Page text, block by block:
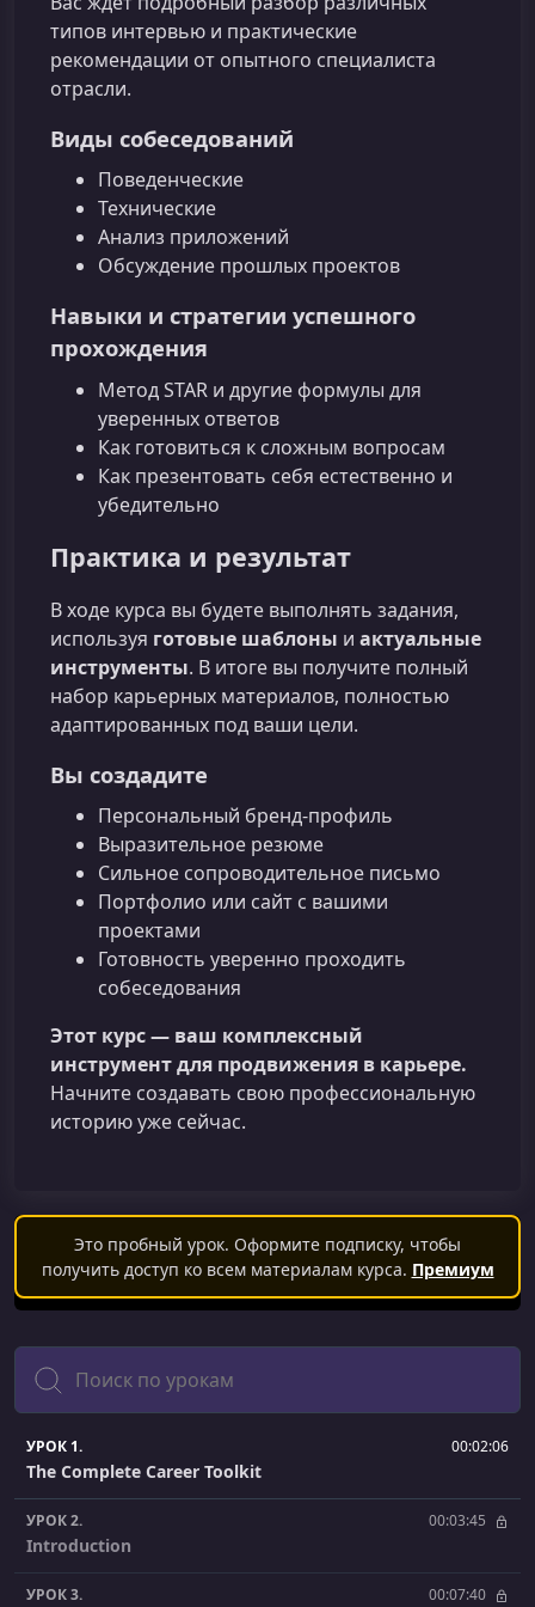
типов интервью и практические
рекомендации от опытного специалиста
отрасли.
Виды собеседований
Поведенческие
Технические
Анализ приложений
Обсуждение прошлых проектов
Навыки и стратегии успешного
прохождения
Метод STAR и другие формулы для
уверенных ответов
Как готовиться к сложным вопросам
Как презентовать себя естественно и
убедительно
Практика и результат
В ходе курса вы будете выполнять задания,
используя готовые шаблоны и актуальные
инструменты. В итоге вы получите полный
набор карьерных материалов, полностью
адаптированных под ваши цели.
Вы создадите
Персональный бренд-профиль
Выразительное резюме
Сильное сопроводительное письмо
Портфолио или сайт с вашими
проектами
Готовность уверенно проходить
собеседования
Этот курс — ваш комплексный
инструмент для продвижения в карьере.
Начните создавать свою профессиональную
историю уже сейчас.
Это пробный урок. Оформите подписку, чтобы
получить доступ ко всем материалам курса. Премиум
Поиск
УРОК 1. 00:02:06
The Complete Career Toolkit
УРОК 2. 00:03:45
Introduction
УРОК 3. 00:07:40